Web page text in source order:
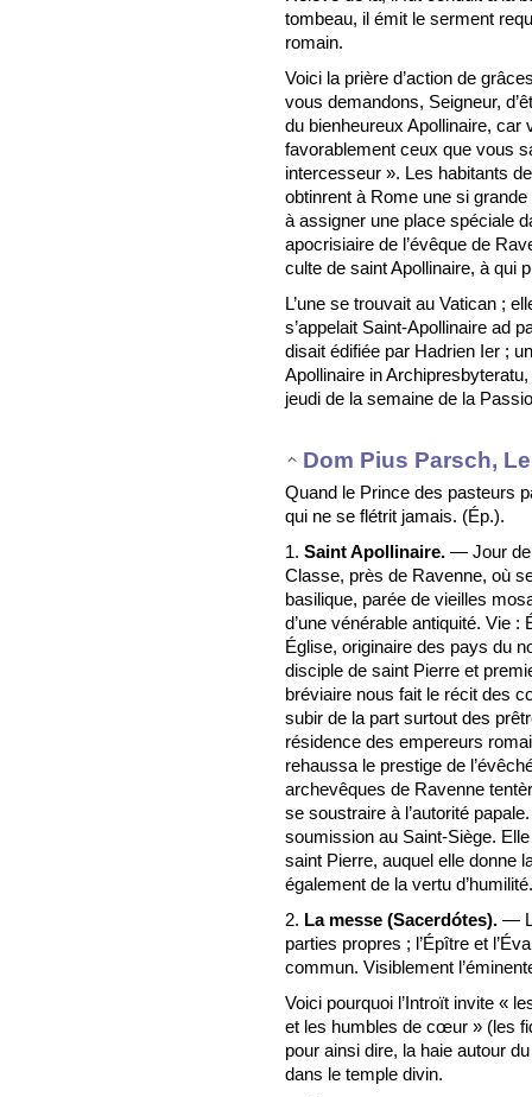
tombeau, il émit le serment
romain.
Voici la prière d’action de
vous demandons, Seigneur,
du bienheureux Apollinaire,
favorablement ceux que vous
intercesseur ». Les habitants
obtinrent à Rome une si
à assigner une place spéciale
apocrisiaire de l’évêque de
culte de saint Apollinaire, à qui
L’une se trouvait au Vatican ;
s’appelait Saint-Apollinaire ad
disait édifiée par Hadrien Ier ;
Apollinaire in
jeudi de la semaine de la
Dom Pius Parsch,
Quand le Prince des pasteurs
qui ne se flétrit jamais. (Ép.).
1. Saint Apollinaire. — Jour de
Classe, près de Ravenne, où
basilique, parée de vieilles
d’une vénérable antiquité. Vie
Église, originaire des pays du
disciple de saint Pierre et
bréviaire nous fait le récit des
subir de la part surtout des
résidence des empereurs
rehaussa le prestige de
archevêques de Ravenne
se soustraire à l’autorité
soumission au Saint-Siège.
saint Pierre, auquel elle donne
également de la vertu d’humilité.
2. La messe (Sacerdótes). —
parties propres ; l’Épître et
commun. Visiblement
Voici pourquoi l’Introït invite «
et les humbles de cœur » (les
pour ainsi dire, la haie autour
dans le temple divin.